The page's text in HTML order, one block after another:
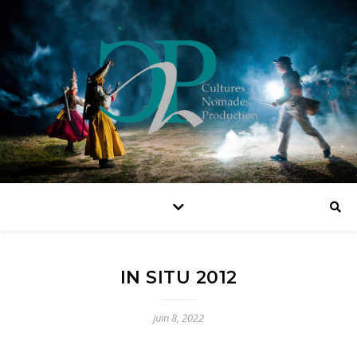
IN SITU 2012
juin 8, 2022